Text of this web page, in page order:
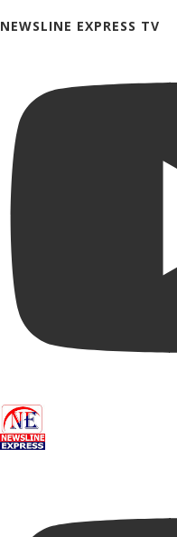
NEWSLINE EXPRESS TV